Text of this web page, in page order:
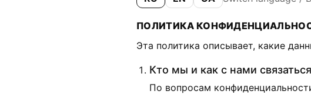
ПОЛИТИКА
Эта политика описывает, какие
Кто мы и как с нами связаться
По вопросам